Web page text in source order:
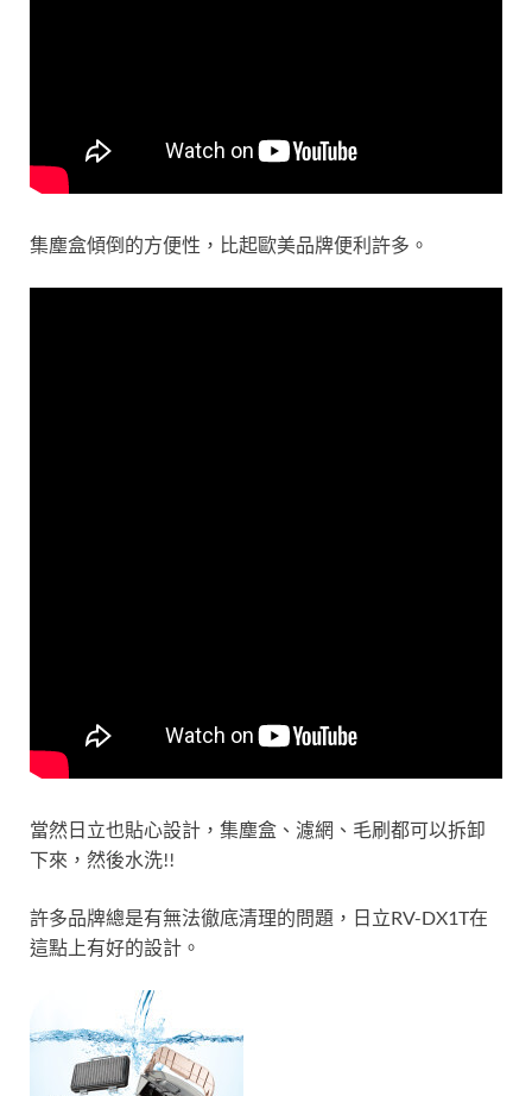
集塵盒傾倒的方便性，比起歐美品牌便利許多。
當然日立也貼心設計，集塵盒、濾網、毛刷都可以拆卸
下來，然後水洗!!
許多品牌總是有無法徹底清理的問題，日立RV-DX1T在
這點上有好的設計。